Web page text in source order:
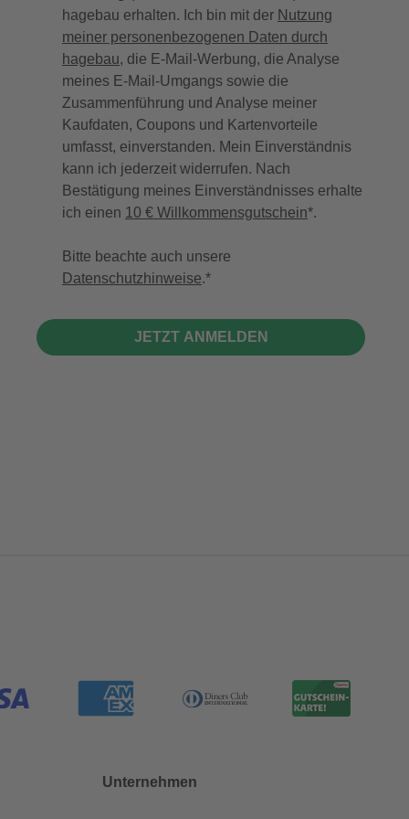
hagebau erhalten. Ich bin mit der Nutzung
meiner personenbezogenen Daten durch
hagebau, die E-Mail-Werbung, die Analyse
meines E-Mail-Umgangs sowie die
Zusammenführung und Analyse meiner
Kaufdaten, Coupons und Kartenvorteile
umfasst, einverstanden. Mein Einverständnis
kann ich jederzeit widerrufen. Nach
Bestätigung meines Einverständnisses erhalte
ich einen 10 € Willkommensgutschein*.
Bitte beachte auch unsere
Datenschutzhinweise.
JETZT ANMELDEN
Unternehmen